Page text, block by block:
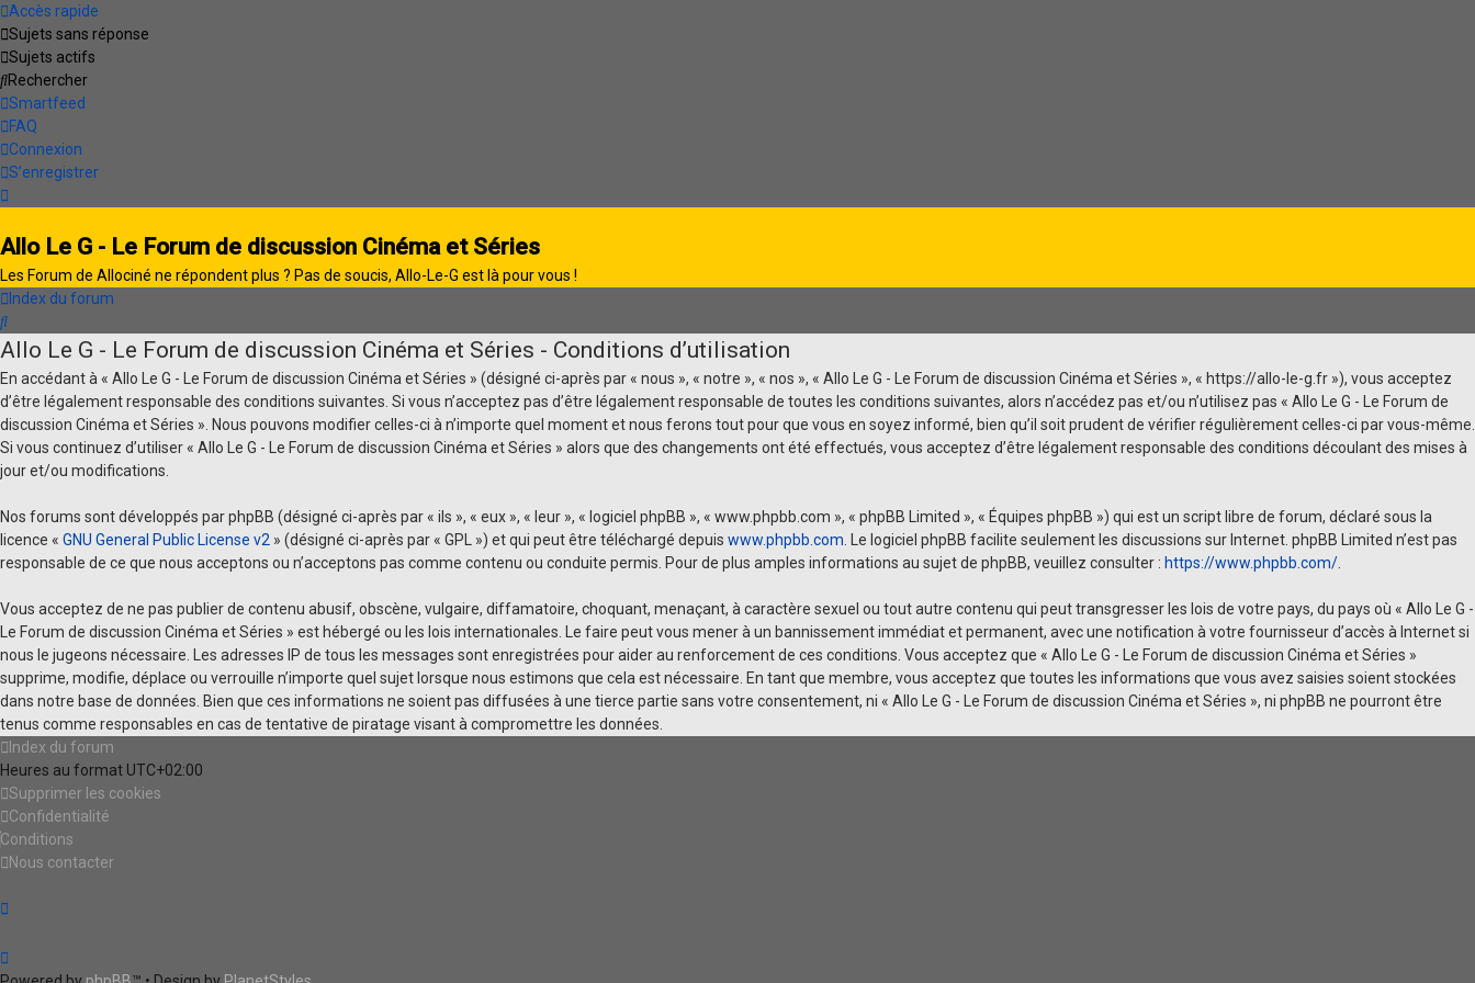
Accès rapide
Sujets sans réponse
Sujets actifs
Rechercher
Smartfeed
FAQ
Connexion
S’enregistrer
Allo Le G - Le Forum de discussion Cinéma et Séries
Les Forum de Allociné ne répondent plus ? Pas de soucis, Allo-Le-G est là pour vous !
Index du forum
Rechercher
Allo Le G - Le Forum de discussion Cinéma et Séries - Conditions d’utilisation
En accédant à « Allo Le G - Le Forum de discussion Cinéma et Séries » (désigné ci-après par « nous », « notre », « nos », « Allo Le G - Le Forum de discussion Cinéma et Séries », « https://allo-le-g.fr »), vous acceptez
d’être légalement responsable des conditions suivantes. Si vous n’acceptez pas d’être légalement responsable de toutes les conditions suivantes, alors n’accédez pas et/ou n’utilisez pas « Allo Le G - Le Forum de
discussion Cinéma et Séries ». Nous pouvons modifier celles-ci à n’importe quel moment et nous ferons tout pour que vous en soyez informé, bien qu’il soit prudent de vérifier régulièrement celles-ci par vous-même.
Si vous continuez d’utiliser « Allo Le G - Le Forum de discussion Cinéma et Séries » alors que des changements ont été effectués, vous acceptez d’être légalement responsable des conditions découlant des mises à
jour et/ou modifications.
Nos forums sont développés par phpBB (désigné ci-après par « ils », « eux », « leur », « logiciel phpBB », « www.phpbb.com », « phpBB Limited », « Équipes phpBB ») qui est un script libre de forum, déclaré sous la
licence « GNU General Public License v2 » (désigné ci-après par « GPL ») et qui peut être téléchargé depuis www.phpbb.com . Le logiciel phpBB facilite seulement les discussions sur Internet. phpBB Limited n’est pas
responsable de ce que nous acceptons ou n’acceptons pas comme contenu ou conduite permis. Pour de plus amples informations au sujet de phpBB, veuillez consulter : https://www.phpbb.com/
Vous acceptez de ne pas publier de contenu abusif, obscène, vulgaire, diffamatoire, choquant, menaçant, à caractère sexuel ou tout autre contenu qui peut transgresser les lois de votre pays, du pays où « Allo Le G -
Le Forum de discussion Cinéma et Séries » est hébergé ou les lois internationales. Le faire peut vous mener à un bannissement immédiat et permanent, avec une notification à votre fournisseur d’accès à Internet si
nous le jugeons nécessaire. Les adresses IP de tous les messages sont enregistrées pour aider au renforcement de ces conditions. Vous acceptez que « Allo Le G - Le Forum de discussion Cinéma et Séries »
supprime, modifie, déplace ou verrouille n’importe quel sujet lorsque nous estimons que cela est nécessaire. En tant que membre, vous acceptez que toutes les informations que vous avez saisies soient stockées
dans notre base de données. Bien que ces informations ne soient pas diffusées à une tierce partie sans votre consentement, ni « Allo Le G - Le Forum de discussion Cinéma et Séries », ni phpBB ne pourront être
tenus comme responsables en cas de tentative de piratage visant à compromettre les données.
Index du forum
Heures au format UTC+02:00
Supprimer les cookies
Confidentialité
Conditions
Nous contacter